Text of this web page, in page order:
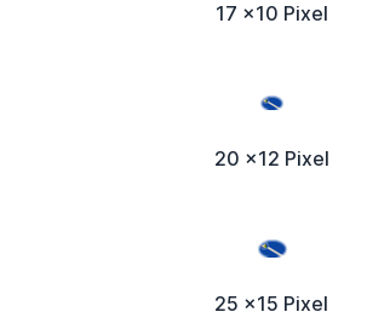
17 x10 Pixel
20 x12 Pixel
25 x15 Pixel